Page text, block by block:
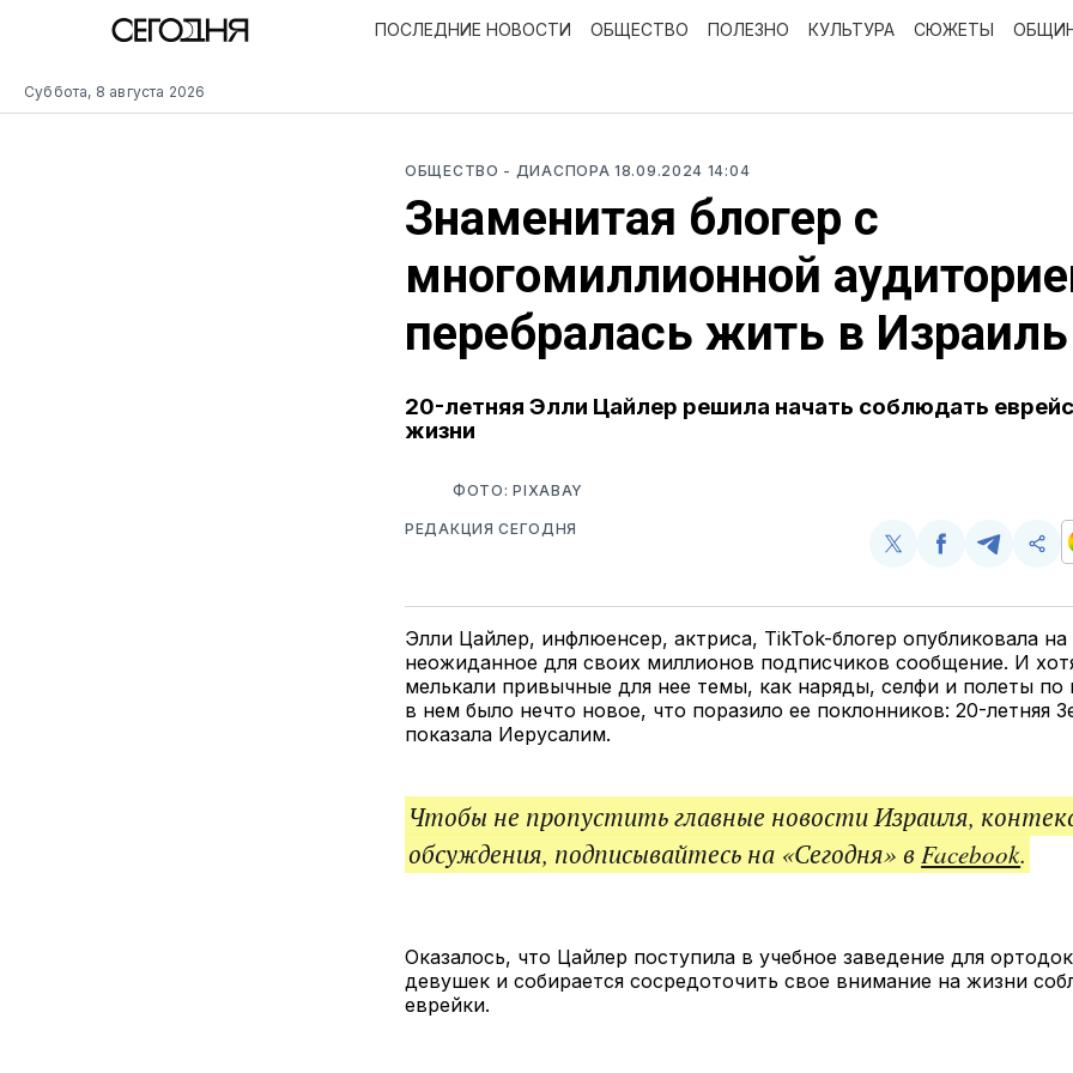
Суббота, 8 августа 2026
ПОСЛЕДНИЕ НОВОСТИ ОБЩЕСТВО ПОЛЕЗНО КУЛЬТУРА СЮЖЕТЫ
ОБЩЕСТВО - ДИАСПОРА18.09.2024 14:04
Знаменитая блогер с
многомиллионной
перебралась жить в Израиль
20-летняя Элли Цайлер решила начать соблюдать
жизни
ФОТО: PIXABAY
РЕДАКЦИЯ СЕГОДНЯ
Поделиться
Twitter
Поделиться
FacebookTelegram
Элли Цайлер, инфлюенсер, актриса, TikTok-блогер опубликовала на
неожиданное для своих миллионов подписчиков сообщение. И
мелькали привычные для нее темы, как наряды, селфи и полеты по
в нем было нечто новое, что поразило ее поклонников: 20-летняя
показала Иерусалим.
Чтобы не пропустить главные новости Израиля,
обсуждения, подписывайтесь на «Сегодня» вFacebook.
Оказалось, что Цайлер поступила в учебное заведение для
девушек и собирается сосредоточить свое внимание на жизни
еврейки.